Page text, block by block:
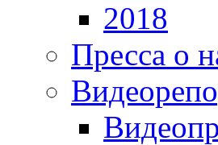
2018
Пресса о